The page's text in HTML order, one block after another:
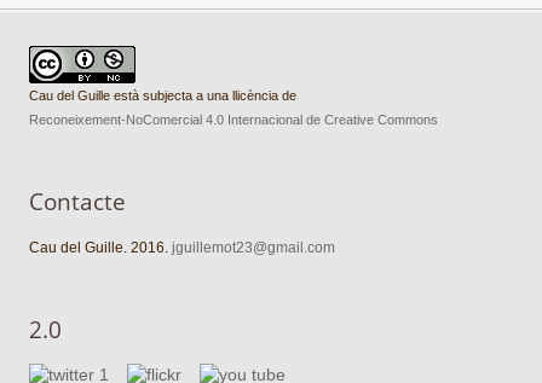
Cau del Guille està subjecta a una llicència de
Reconeixement-NoComercial 4.0 Internacional de Creative Commons
Contacte
Cau del Guille. 2016.jguillemot23@gmail.com
2.0